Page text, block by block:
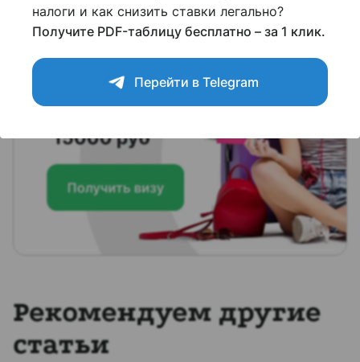
Рекомендуем другие
статьи
налоги и как снизить ставки легально?
Получите PDF-таблицу бесплатно – за 1 клик.
Перейти в Telegram